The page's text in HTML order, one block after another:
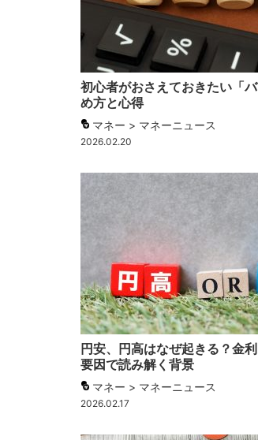
初心者がおさえておきたい「
め方と心得
マネー > マネーニュース
2026.02.20
円安、円高はなぜ起きる？金
要因で読み解く背景
マネー > マネーニュース
2026.02.17